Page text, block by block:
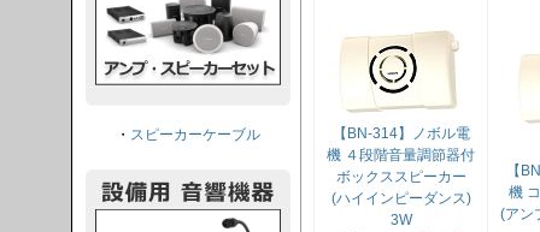
【BN-314】ノボル電
機 ４段階音量調節器付
ボックススピーカー
(ハイインピーダンス)
3W
【
機
(アン
・ スピーカーケーブル